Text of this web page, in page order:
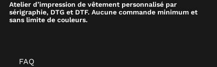
Atelier d’impression de vêtement personnalisé par
sérigraphie, DTG et DTF. Aucune commande minimum et
sans limite de couleurs.
FAQ